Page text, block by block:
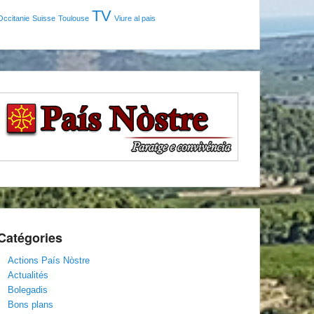
Suisse Toulouse TV Viure al pais
Actions País Nòstre
Actualités
Bolegadis
Bons plans